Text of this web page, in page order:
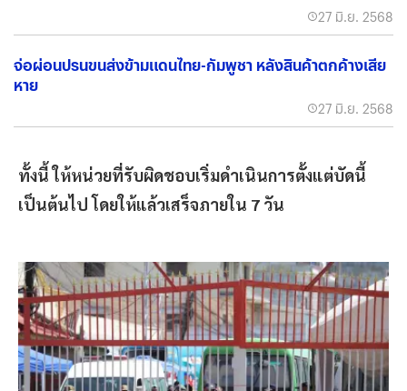
27 มิ.ย. 2568
จ่อผ่อนปรน​ขนส่งข้ามแดนไทย-กัมพูชา หลังสินค้าตกค้างเสีย
หาย
27 มิ.ย. 2568
ทั้งนี้ ให้หน่วยที่รับผิดชอบเริ่มดำเนินการตั้งแต่บัดนี้
เป็นต้นไป โดยให้แล้วเสร็จภายใน 7 วัน